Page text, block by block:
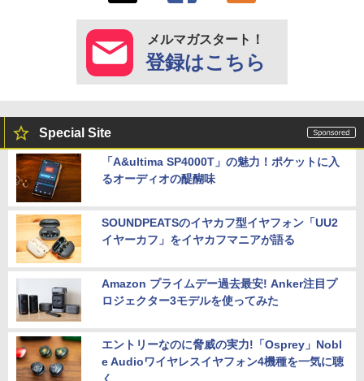
メルマガスタート！
登録はこちら
Special Site
「A&ultima SP4000T」の魅力！ポケットに入
るオーディオの醍醐味
SOUNDPEATSのイヤカフ型イヤフォン「UU2
イヤーカフ」をイヤカフマニアが語る
Amazon プライムデー過去最安! Anker注目プ
ロジェクター3モデルを使ってみた
エントリーなのに脅威の実力!「Osprey」Nobl
e Audioワイヤレスイヤフォン4機種を一気に聴